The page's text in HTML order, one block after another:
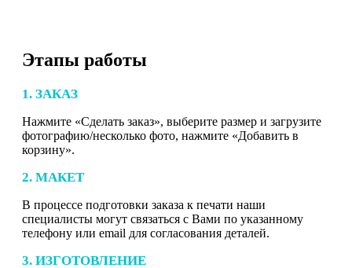
Этапы работы
1. ЗАКАЗ
Нажмите «Сделать заказ», выберите размер и загрузите
фотографию/несколько фото, нажмите «Добавить в
корзину».
2. МАКЕТ
В процессе подготовки заказа к печати наши
специалисты могут связаться с Вами по указанному
телефону или email для согласования деталей.
3. ИЗГОТОВЛЕНИЕ